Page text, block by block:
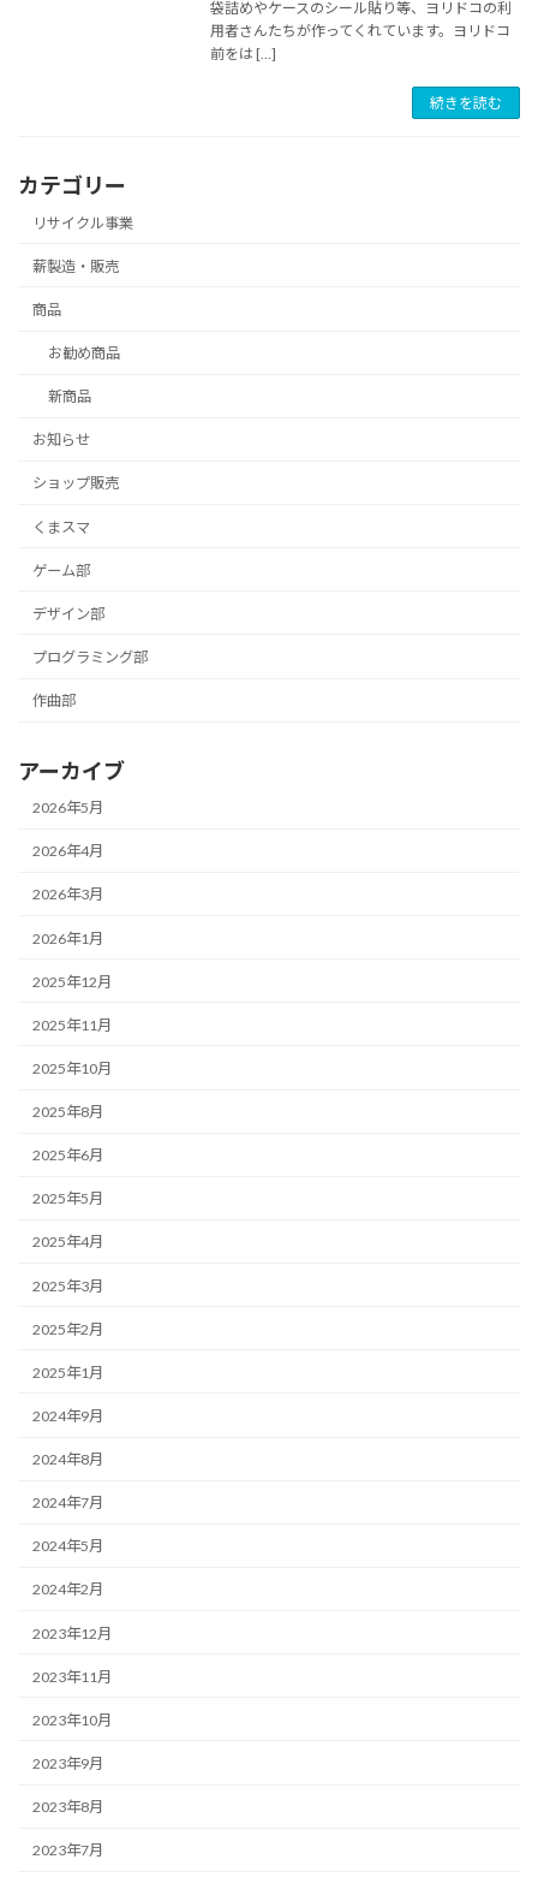
袋詰めやケースのシール貼り等、ヨリドコの利
用者さんたちが作ってくれています。ヨリドコ
前をは […]
続きを読む
カテゴリー
リサイクル事業
薪製造・販売
商品
お勧め商品
新商品
お知らせ
ショップ販売
くまスマ
ゲーム部
デザイン部
プログラミング部
作曲部
アーカイブ
2026年5月
2026年4月
2026年3月
2026年1月
2025年12月
2025年11月
2025年10月
2025年8月
2025年6月
2025年5月
2025年4月
2025年3月
2025年2月
2025年1月
2024年9月
2024年8月
2024年7月
2024年5月
2024年2月
2023年12月
2023年11月
2023年10月
2023年9月
2023年8月
2023年7月